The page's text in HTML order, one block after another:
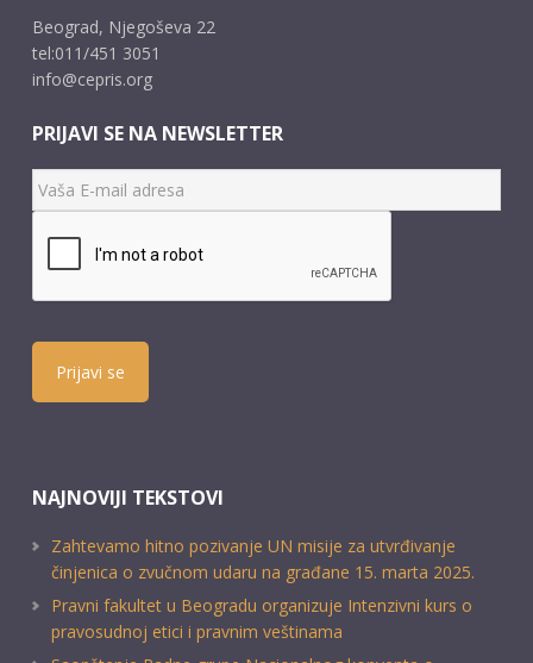
Beograd, Njegoševa 22
tel:011/451 3051
info@cepris.org
PRIJAVI SE NA NEWSLETTER
Prijavi se
NAJNOVIJI TEKSTOVI
Zahtevamo hitno pozivanje UN misije za utvrđivanje
činjenica o zvučnom udaru na građane 15. marta 2025.
Pravni fakultet u Beogradu organizuje Intenzivni kurs o
pravosudnoj etici i pravnim veštinama